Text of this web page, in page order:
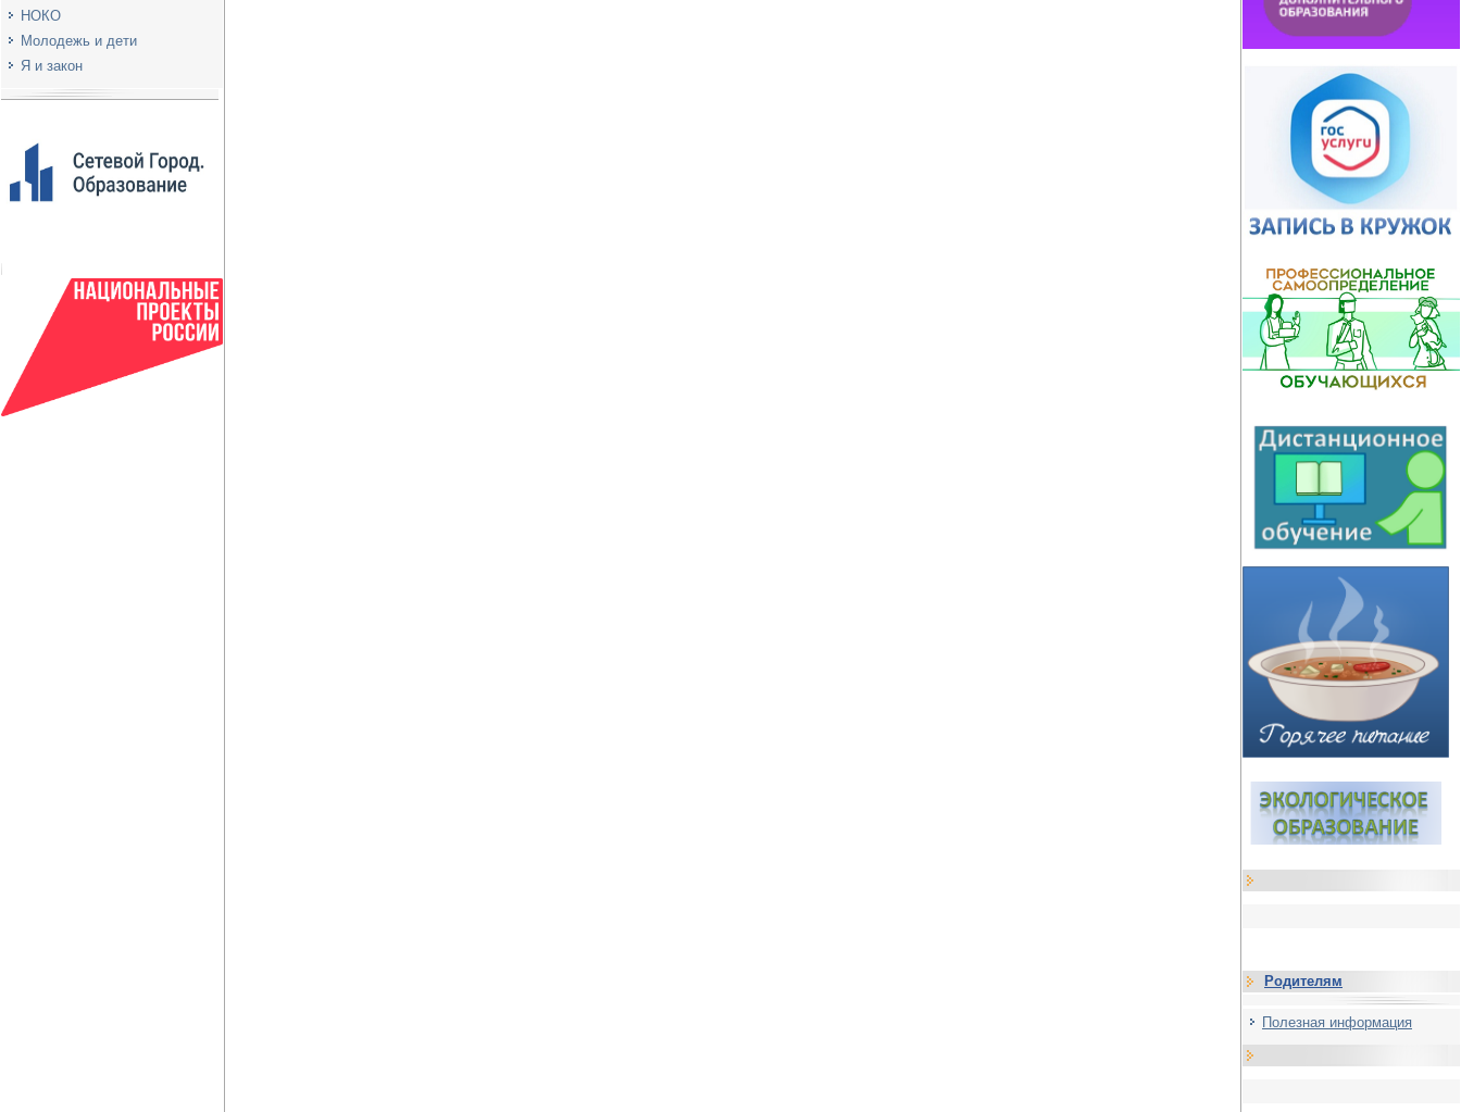
НОКО
Молодежь и дети
Я и закон
Родителям
Полезная информация